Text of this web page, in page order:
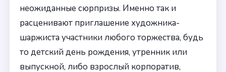
неожиданные сюрпризы. Именно так и
расценивают приглашение художника-
шаржиста участники любого торжества, будь
то детский день рождения, утренник или
выпускной, либо взрослый корпоратив,